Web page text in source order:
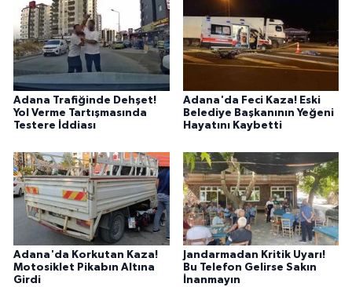
Adana Trafiğinde Dehşet!
Yol Verme Tartışmasında
Testere İddiası
Adana'da Feci Kaza! Eski
Belediye Başkanının Yeğeni
Hayatını Kaybetti
Adana'da Korkutan Kaza!
Motosiklet Pikabın Altına
Girdi
Jandarmadan Kritik Uyarı!
Bu Telefon Gelirse Sakın
İnanmayın